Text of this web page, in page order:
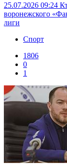
25.07.2026 09:24
воронежского
лиги
Спорт
1806
0
1